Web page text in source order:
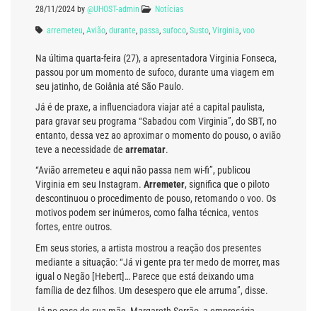
28/11/2024 by @UHOST-admin Notícias
arremeteu Avião durante passa sufoco Susto Virginia voo
Na última quarta-feira (27), a apresentadora Virginia Fonseca,
passou por um momento de sufoco, durante uma viagem em
seu jatinho, de Goiânia até São Paulo.
Já é de praxe, a influenciadora viajar até a capital paulista,
para gravar seu programa “Sabadou com Virginia”, do SBT, no
entanto, dessa vez ao aproximar o momento do pouso, o avião
teve a necessidade de arrematar.
“Avião arremeteu e aqui não passa nem wi-fi”, publicou
Virginia em seu Instagram. Arremeter, significa que o piloto
descontinuou o procedimento de pouso, retomando o voo. Os
motivos podem ser inúmeros, como falha técnica, ventos
fortes, entre outros.
Em seus stories, a artista mostrou a reação dos presentes
mediante a situação: “Já vi gente pra ter medo de morrer, mas
igual o Negão [Hebert]… Parece que está deixando uma
família de dez filhos. Um desespero que ele arruma”, disse.